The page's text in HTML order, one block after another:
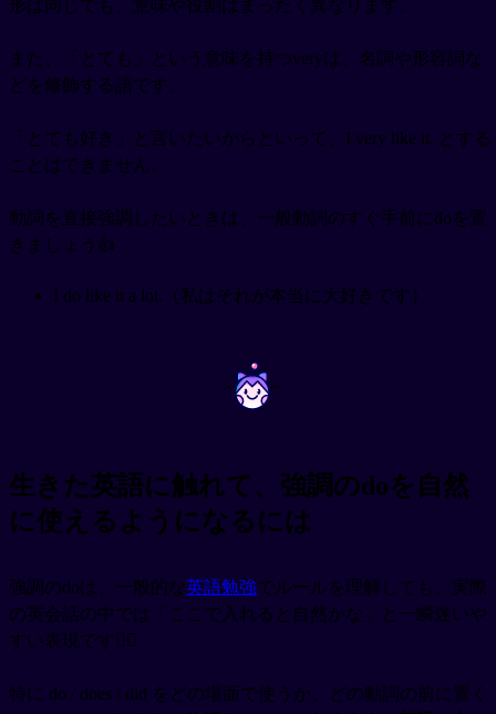
形は同じでも、意味や役割はまったく異なります。
また、「とても」という意味を持つveryは、名詞や形容詞な
どを修飾する語です。
「とても好き」と言いたいからといって、I very like it. とする
ことはできません。
動詞を直接強調したいときは、一般動詞のすぐ手前にdoを置
きましょう👍
I do like it a lot.（私はそれが本当に大好きです）
~ ~
生きた英語に触れて、強調のdoを自然
に使えるようになるには
強調のdoは、一般的な英語勉強でルールを理解しても、実際
の英会話の中では「ここで入れると自然かな」と一瞬迷いや
すい表現です😵‍💫
特に do / does / did をどの場面で使うか、どの動詞の前に置く